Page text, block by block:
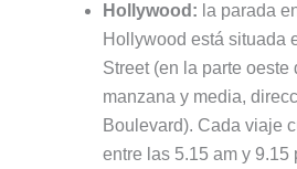
Hollywood: la parada
Hollywood está situada
Street (en la parte oeste
manzana y media,
Boulevard). Cada viaje
entre las 5.15 am y 9.15